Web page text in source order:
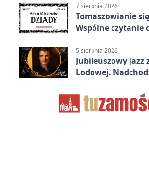
7 sierpnia 2026
Tomaszowianie
Wspólne czytanie
5 sierpnia 2026
Jubileuszowy jazz
Lodowej.